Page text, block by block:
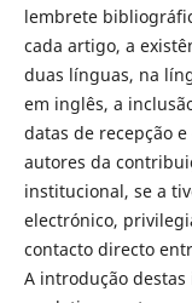
lembrete
cada artigo, a
duas línguas, na
em inglês, a
datas de recepção
autores da
institucional, se a
electrónico,
contacto directo
A introdução destas